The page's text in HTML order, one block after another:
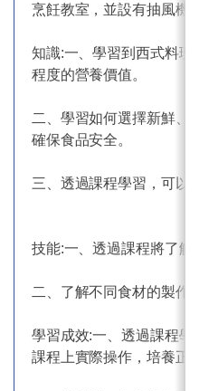
烹飪教室，並設有抽風機
知識:一、學習到西式料
程度的營養價值。
二、學習如何選擇新鮮、
確保食品安全。
三、透過課程學習，可以
技能:一、透過課程將了
二、了解不同食材的製作
學習成效:一、透過課程
課程上實際操作，培養正